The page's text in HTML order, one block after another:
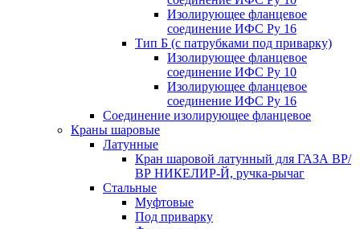
Изолирующее фланцевое
соединение ИФС Ру 16
Тип Б (с патрубками под приварку)
Изолирующее фланцевое
соединение ИФС Ру 10
Изолирующее фланцевое
соединение ИФС Ру 16
Соединение изолирующее фланцевое
Краны шаровые
Латунные
Кран шаровой латунный для ГАЗА ВР/
ВР НИКЕЛИР-Й, ручка-рычаг
Стальные
Муфтовые
Под приварку